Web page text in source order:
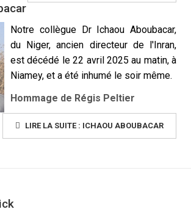
Notre collègue Dr Ichaou Aboubacar,
du Niger, ancien directeur de l'Inran,
est décédé le 22 avril 2025 au matin, à
Niamey, et a été inhumé le soir même.
Hommage de Régis Peltier
LIRE LA SUITE : ICHAOU ABOUBACAR